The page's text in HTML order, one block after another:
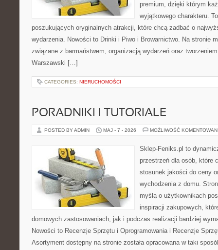
premium, dzięki którym
wyjątkowego charakteru.
poszukujących oryginalnych atrakcji, które chcą zadbać o
wydarzenia. Nowości to Drinki i Piwo i Browarnictwo. Na stronie
związane z barmaństwem, organizacją wydarzeń oraz
Warszawski […]
CATEGORIES: NIERUCHOMOŚCI
PORADNIKI I TUTORIALE
POSTED BY ADMIN MAJ - 7 - 2026 MOŻLIWOŚĆ
Sklep-Feniks.pl to
przestrzeń dla osób, które
stosunek jakości do ceny
wychodzenia z domu.
myślą o użytkownikach
inspiracji zakupowych,
domowych zastosowaniach, jak i podczas realizacji bardziej
Nowości to Recenzje Sprzętu i Oprogramowania i Recenzje
Asortyment dostępny na stronie została opracowana w taki